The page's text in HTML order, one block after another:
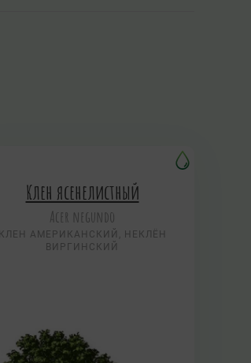
Клен ясенелистный
Acer negundo
КЛЕН АМЕРИКАНСКИЙ, НЕКЛЁН
ВИРГИНСКИЙ